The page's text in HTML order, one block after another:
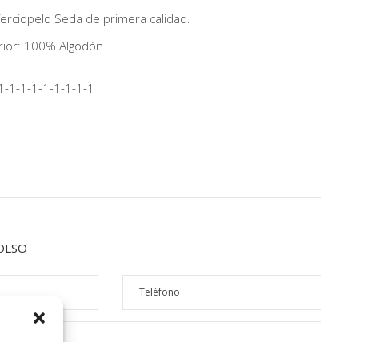
Seda de primera calidad.
100% Algodón
1-1-1-1-1-1-1-1